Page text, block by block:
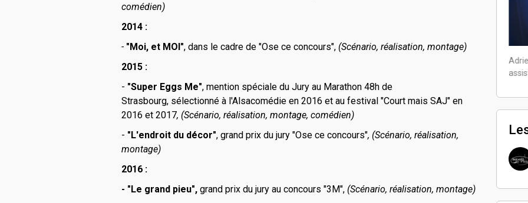
comédien)
2014 :
- "Moi, et MOI", dans le cadre de "Ose ce concours", (Scénario, réalisation, montage)
2015 :
- "Super Eggs Me", mention spéciale du Jury au Marathon 48h de
Strasbourg, sélectionné à l'Alsacomédie en 2016 et au festival "Court mais SAJ" en
2016 et 2017, (Scénario, réalisation, montage, comédien)
- "L'endroit du décor", grand prix du jury "Ose ce concours", (Scénario, réalisation,
montage)
2016 :
- "Le grand pieu", grand prix du jury au concours "3M", (Scénario, réalisation, montage)
Adrien a porté ce projet